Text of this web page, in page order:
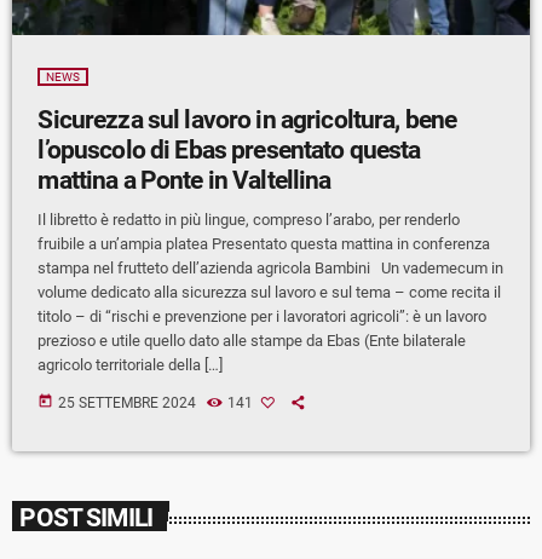
NEWS
Sicurezza sul lavoro in agricoltura, bene
l’opuscolo di Ebas presentato questa
mattina a Ponte in Valtellina
Il libretto è redatto in più lingue, compreso l’arabo, per renderlo
fruibile a un’ampia platea Presentato questa mattina in conferenza
stampa nel frutteto dell’azienda agricola Bambini Un vademecum in
volume dedicato alla sicurezza sul lavoro e sul tema – come recita il
titolo – di “rischi e prevenzione per i lavoratori agricoli”: è un lavoro
prezioso e utile quello dato alle stampe da Ebas (Ente bilaterale
agricolo territoriale della […]
today 25 SETTEMBRE 2024 141
POST SIMILI